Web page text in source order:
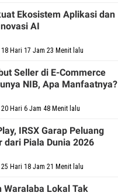
Ekosistem Aplikasi dan
AI
18 Hari 17 Jam 23 Menit lalu
Seller di E-Commerce
NIB, Apa Manfaatnya?
20 Hari 6 Jam 48 Menit lalu
IRSX Garap Peluang
dari Piala Dunia 2026
25 Hari 18 Jam 21 Menit lalu
Waralaba Lokal Tak